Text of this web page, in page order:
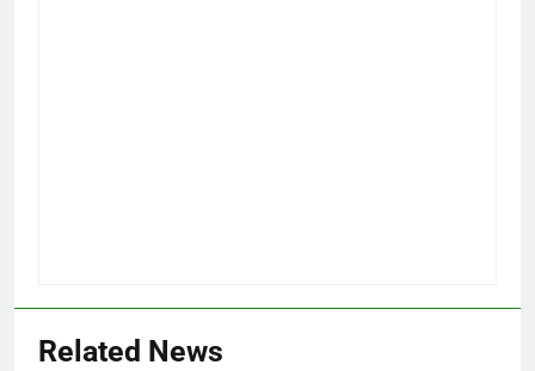
Related News